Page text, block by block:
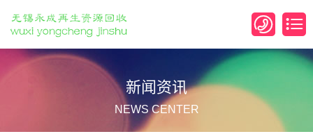
新闻资讯
NEWS CENTER